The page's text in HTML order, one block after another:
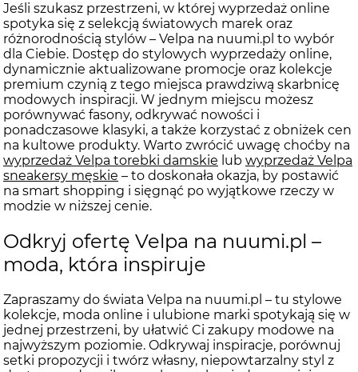
Jeśli szukasz przestrzeni, w której wyprzedaż online
spotyka się z selekcją światowych marek oraz
różnorodnością stylów – Velpa na nuumi.pl to wybór
dla Ciebie. Dostęp do stylowych wyprzedaży online,
dynamicznie aktualizowane promocje oraz kolekcje
premium czynią z tego miejsca prawdziwą skarbnicę
modowych inspiracji. W jednym miejscu możesz
porównywać fasony, odkrywać nowości i
ponadczasowe klasyki, a także korzystać z obniżek cen
na kultowe produkty. Warto zwrócić uwagę choćby na
wyprzedaż Velpa torebki damskie lub wyprzedaż Velpa
sneakersy męskie – to doskonała okazja, by postawić
na smart shopping i sięgnąć po wyjątkowe rzeczy w
modzie w niższej cenie.
Odkryj ofertę Velpa na nuumi.pl –
moda, która inspiruje
Zapraszamy do świata Velpa na nuumi.pl – tu stylowe
kolekcje, moda online i ulubione marki spotykają się w
jednej przestrzeni, by ułatwić Ci zakupy modowe na
najwyższym poziomie. Odkrywaj inspiracje, porównuj
setki propozycji i twórz własny, niepowtarzalny styl z